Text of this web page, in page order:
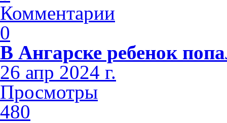
Комментарии
0
В Ангарске ребенок
26 апр 2024 г.
Просмотры
480